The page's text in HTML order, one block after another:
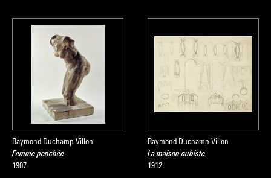
Raymond Duchamp-Villon
Femme penchée
1907
Raymond Duchamp-Villon
La maison cubiste
1912